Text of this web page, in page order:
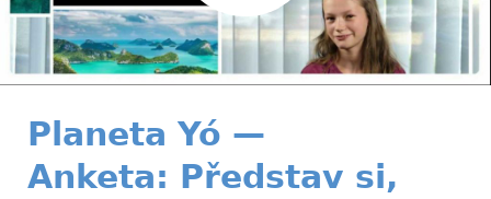
Planeta Yó —
Anketa: Představ si,